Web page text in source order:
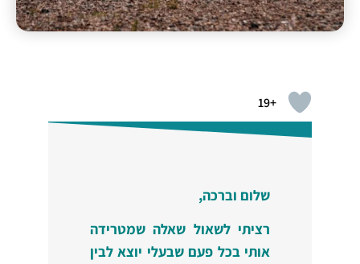
+19
שלום וברכה,
רציתי לשאול שאלה שמטרידה
אותי בכל פעם שבעלי יוצא לבין